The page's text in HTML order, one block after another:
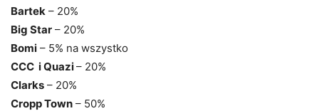
Bartek – 20%
Big Star – 20%
Bomi – 5% na wszystko
CCC i Quazi– 20%
Clarks – 20%
Cropp Town – 50%